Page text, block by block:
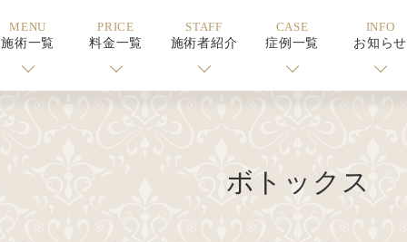
MENU
施術一覧
PRICE
料金一覧
STAFF
施術者紹介
CASE
症例一覧
INFO
お知らせ
ボトックス